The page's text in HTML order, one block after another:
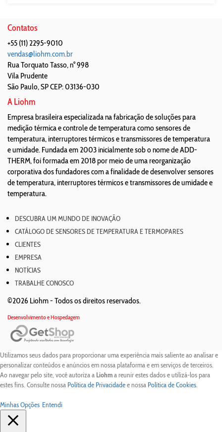
Contatos
+55 (11) 2295-9010
vendas@liohm.com.br
Rua Torquato Tasso, n° 998
Vila Prudente
São Paulo,SPCEP: 03136-030
A Liohm
Empresa brasileira especializada na fabricação de soluções para
medição térmica e controle de temperatura como sensores de
temperatura, interruptores térmicos e transmissores de temperatura
e umidade. Fundada em 2003 inicialmente sob o nome de ADD-
THERM, foi formada em 2018 por meio de uma reorganização
corporativa dos fundadores com a finalidade de desenvolver sensores
de temperatura, interruptores térmicos e transmissores de umidade e
temperatura.
DESCUBRA UM MUNDO DE INOVAÇÃO
CATÁLOGO DE SENSORES DE TEMPERATURA E TERMOPARES
CLIENTES
EMPRESA
NOTÍCIAS
TRABALHE CONOSCO
©2026 Liohm - Todos os direitos reservados.
Desenvolvimento e Hospedagem
Utilizamos seus dados para proporcionar uma experiência mais saliente ao analisar e
personalizar conteúdos e anúncios em nossa plataforma e em serviços de terceiros.
Ao navegar pelo site, você autoriza a Liohma reunir estes dados e utilizá-los para
estes fins. Consulte nossa Política de Privacidadee nossa Política de Cookies.
Minhas Opções Entendi